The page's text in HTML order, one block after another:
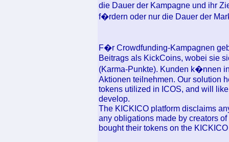
die Dauer der Kampagne und ihr
f�rdern oder nur die Dauer der
F�r Crowdfunding-Kampagnen
Beitrags als KickCoins, wobei sie
(Karma-Punkte). Kunden k�nnen
Aktionen teilnehmen. Our solution
tokens utilized in ICOS, and will
develop.
The KICKICO platform disclaims
any obligations made by creators
bought their tokens on the